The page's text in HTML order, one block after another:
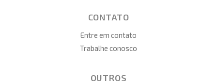
CONTATO
Entre em contato
Trabalhe conosco
OUTROS